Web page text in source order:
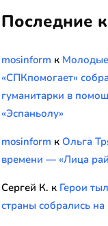
Последние
mosinform к Молодые
«СПКпомогает»
гуманитарки в
«Эспаньолу»
mosinform к Ольга
времени — «Лица
Сергей К. к Герои
страны собрались